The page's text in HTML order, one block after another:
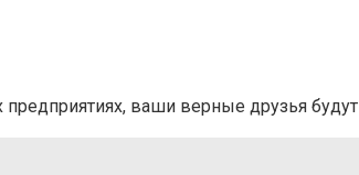
ваши верные друзья